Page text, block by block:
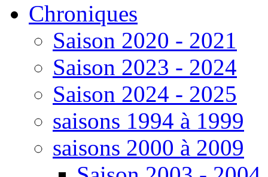
Chroniques
Saison 2020 - 2021
Saison 2023 - 2024
Saison 2024 - 2025
saisons 1994 à 1999
saisons 2000 à 2009